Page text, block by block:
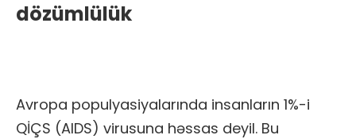
dözümlülük
Avropa populyasiyalarında insanların 1%-i
QİÇS (AIDS) virusuna həssas deyil. Bu